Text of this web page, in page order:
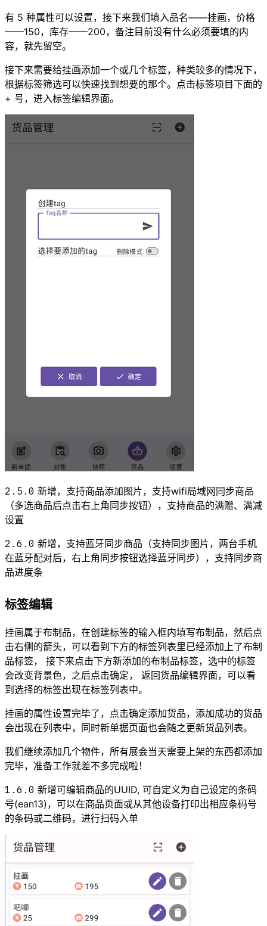
有 5 种属性可以设置，接下来我们填入品名——挂画，价格
——150，库存——200，备注目前没有什么必须要填的内
容，就先留空。
接下来需要给挂画添加一个或几个标签，种类较多的情况下，
根据标签筛选可以快速找到想要的那个。点击标签项目下面的
+ 号，进入标签编辑界面。
2.5.0 新增，支持商品添加图片，支持wifi局域网同步商品
（多选商品后点击右上角同步按钮），支持商品的满赠、满减
设置
2.6.0 新增，支持蓝牙同步商品（支持同步图片，两台手机
在蓝牙配对后，右上角同步按钮选择蓝牙同步），支持同步商
品进度条
标签编辑
挂画属于布制品，在创建标签的输入框内填写布制品，然后点
击右侧的箭头，可以看到下方的标签列表里已经添加上了布制
品标签， 接下来点击下方新添加的布制品标签，选中的标签
会改变背景色，之后点击确定， 返回货品编辑界面，可以看
到选择的标签出现在标签列表中。
挂画的属性设置完毕了，点击确定添加货品，添加成功的货品
会出现在列表中，同时新单据页面也会随之更新货品列表。
我们继续添加几个物件，所有展会当天需要上架的东西都添加
完毕，准备工作就差不多完成啦！
1.6.0 新增可编辑商品的UUID, 可自定义为自己设定的条码
号(ean13)，可以在商品页面或从其他设备打印出相应条码号
的条码或二维码，进行扫码入单